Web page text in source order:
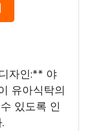
자인:** 야
유아식탁의
있도록 인